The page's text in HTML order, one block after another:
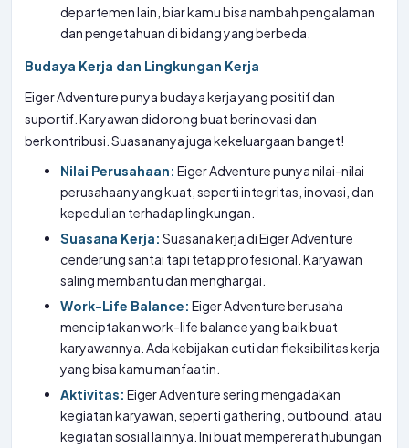
departemen lain, biar kamu bisa nambah pengalaman
dan pengetahuan di bidang yang berbeda.
Budaya Kerja dan Lingkungan Kerja
Eiger Adventure punya budaya kerja yang positif dan
suportif. Karyawan didorong buat berinovasi dan
berkontribusi. Suasananya juga kekeluargaan banget!
Nilai Perusahaan: Eiger Adventure punya nilai-nilai
perusahaan yang kuat, seperti integritas, inovasi, dan
kepedulian terhadap lingkungan.
Suasana Kerja: Suasana kerja di Eiger Adventure
cenderung santai tapi tetap profesional. Karyawan
saling membantu dan menghargai.
Work-Life Balance: Eiger Adventure berusaha
menciptakan work-life balance yang baik buat
karyawannya. Ada kebijakan cuti dan fleksibilitas kerja
yang bisa kamu manfaatin.
Aktivitas: Eiger Adventure sering mengadakan
kegiatan karyawan, seperti gathering, outbound, atau
kegiatan sosial lainnya. Ini buat mempererat hubungan